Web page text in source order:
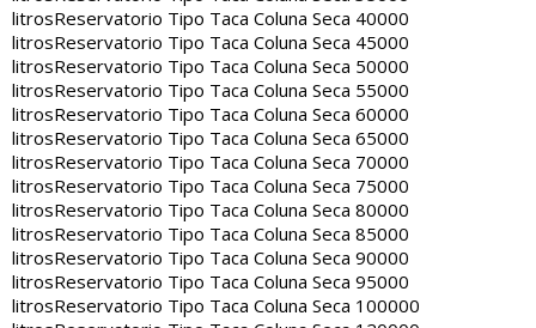
litrosReservatorio Tipo Taca Coluna Seca 40000
litrosReservatorio Tipo Taca Coluna Seca 45000
litrosReservatorio Tipo Taca Coluna Seca 50000
litrosReservatorio Tipo Taca Coluna Seca 55000
litrosReservatorio Tipo Taca Coluna Seca 60000
litrosReservatorio Tipo Taca Coluna Seca 65000
litrosReservatorio Tipo Taca Coluna Seca 70000
litrosReservatorio Tipo Taca Coluna Seca 75000
litrosReservatorio Tipo Taca Coluna Seca 80000
litrosReservatorio Tipo Taca Coluna Seca 85000
litrosReservatorio Tipo Taca Coluna Seca 90000
litrosReservatorio Tipo Taca Coluna Seca 95000
litrosReservatorio Tipo Taca Coluna Seca 100000